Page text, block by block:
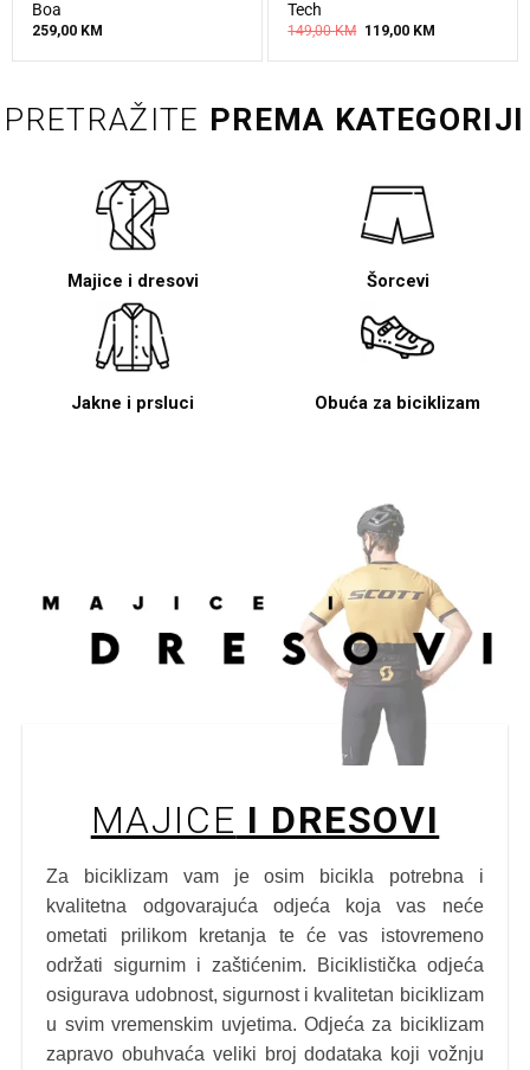
Boa
259,00 KM
Tech
149,00KM Original
was:
119,00 KMCurrent
is:
PRETRAŽITE PREMA KATEGORIJI
Majice i dresovi Šorcevi
Jakne i prsluci Obuća za biciklizam
MAJICE I DRESOVI
Za biciklizam vam je osim bicikla potrebna i
kvalitetna odgovarajuća odjeća koja vas neće
ometati prilikom kretanja te će vas istovremeno
održati sigurnim i zaštićenim. Biciklistička odjeća
osigurava udobnost, sigurnost i kvalitetan biciklizam
u svim vremenskim uvjetima. Odjeća za biciklizam
zapravo obuhvaća veliki broj dodataka koji vožnju